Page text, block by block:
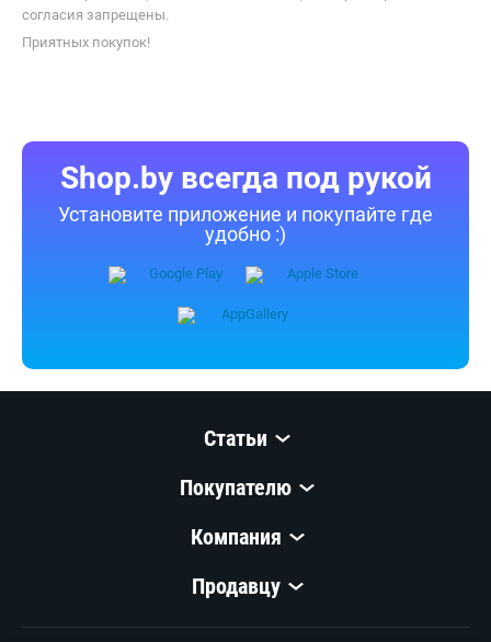
Если Вы заметили ошибку, сообщите нам об этом.
Все опубликованные на Shop.by материалы являются
Shop.by всегда под рукой
Установите приложение и покупайте где
удобно :)
Статьи
Покупателю
Компания